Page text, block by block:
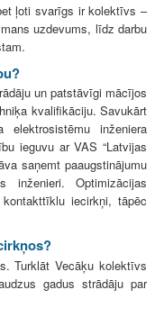
ļoti svarīgs ir kolektīvs –
uzdevums, līdz darbu
un patstāvīgi mācījos
kvalifikāciju. Savukārt
inženiera
ieguvu ar VAS “Latvijas
saņemt paaugstinājumu
inženieri. Optimizācijas
iecirkņi, tāpēc
Turklāt Vecāķu kolektīvs
gadus strādāju par